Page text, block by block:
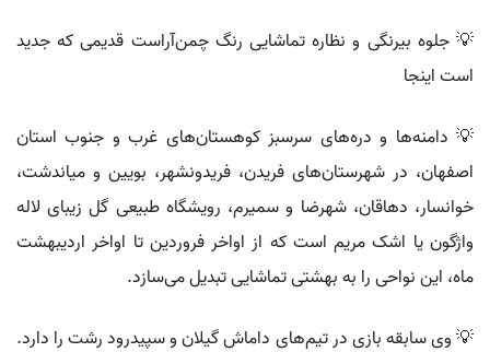
💡 جلوه بیرنگی و نظاره تماشایی رنگ چمن‌آراست قدیمی که جدید
است اینجا
💡 دامنه‌ها و دره‌های سرسبز کوهستان‌های غرب و جنوب استان
اصفهان، در شهرستان‌های فریدن، فریدونشهر، بویین و میاندشت،
خوانسار، دهاقان، شهرضا و سمیرم، رویشگاه طبیعی گل زیبای لاله
واژگون یا اشک مریم است که از اواخر فروردین تا اواخر اردیبهشت
ماه، این نواحی را به بهشتی تماشایی تبدیل می‌سازد.
💡 وی سابقه بازی در تیم‌های داماش گیلان و سپیدرود رشت را دارد.